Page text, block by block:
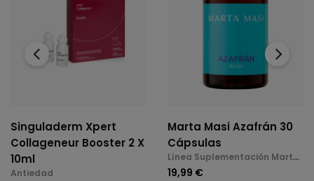
Singuladerm Xpert
Collageneur Booster 2 X
10ml
Antiedad
Marta Masi Azafrán 30
Cápsulas
Línea Suplementación Marta
Masi
19,99 €
‹ ›